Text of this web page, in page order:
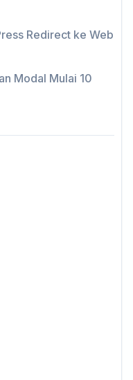
Redirect ke Web
Modal Mulai 10